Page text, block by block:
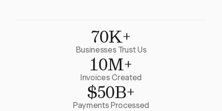
70K+
Businesses Trust Us
10M+
Invoices Created
$50B+
Payments Processed